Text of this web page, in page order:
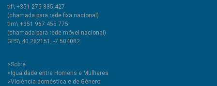
tlf\ +351 275 335 427
(chamada para rede fixa nacional)
tlm\ +351 967 455 775
(chamada para rede móvel nacional)
GPS\ 40.282151, -7.504082
>Sobre
>Igualdade entre Homens e Mulheres
>Violência doméstica e de Género